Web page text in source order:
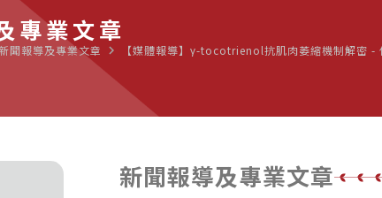
專業文章
聞報導及專業文章 navigate_next 【媒體報導】γ-tocotrienol抗肌肉萎縮機制解密 -
新聞報導及專業文章